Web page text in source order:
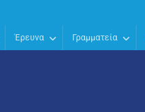
Έρευνα Γραμματεία